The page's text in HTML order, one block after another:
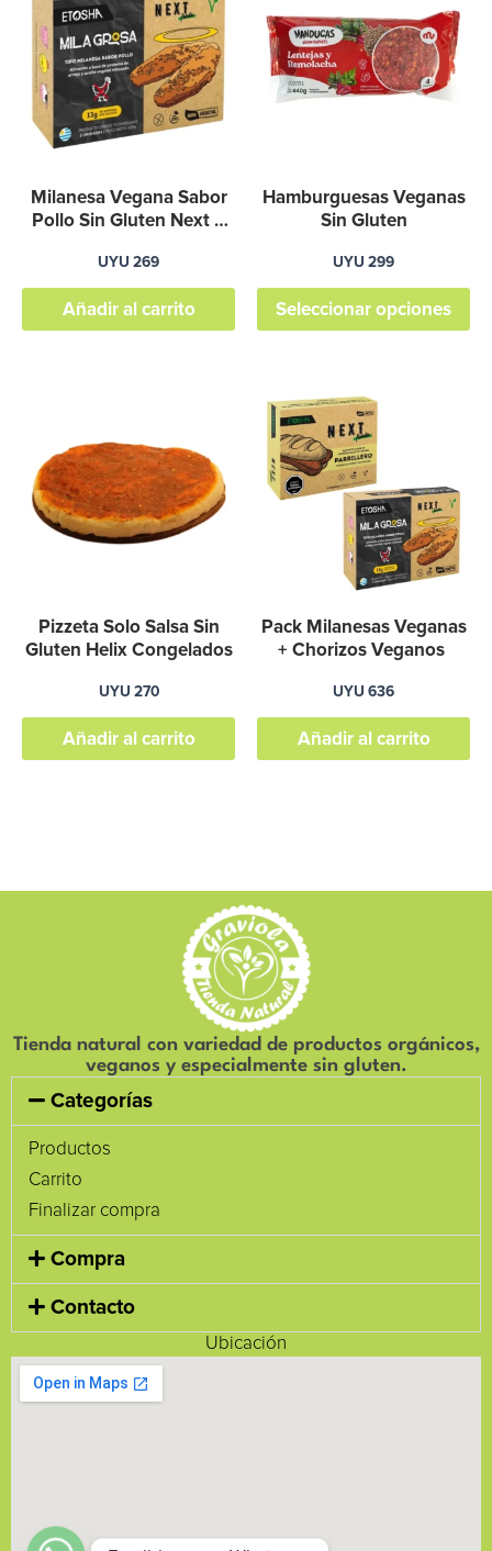
Milanesa Vegana Sabor
Pollo Sin Gluten Next 2
UYU 269
Añadir al carrito
Hamburguesas Veganas
Sin Gluten
UYU 299
Seleccionar opciones
Pizzeta Solo Salsa Sin
Gluten Helix Congelados
UYU 270
Añadir al carrito
Pack Milanesas Veganas
+ Chorizos Veganos
UYU 636
Añadir al carrito
Tienda natural con variedad de productos orgánicos,
veganos y especialmente sin gluten.
Categorías
Productos
Carrito
Finalizar compra
Compra
Contacto
Ubicación